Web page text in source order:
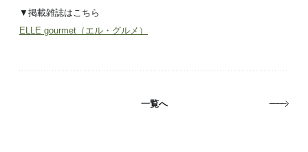
▼掲載雑誌はこちら
ELLE gourmet（エル・グルメ）
一覧へ